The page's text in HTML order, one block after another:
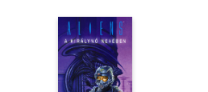
Társadalomtudomány
Természettudomány
Történelem